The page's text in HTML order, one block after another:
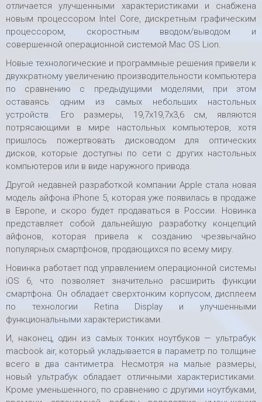
отличается улучшенными характеристиками и снабжена
новым процессором Intel Core, дискретным графическим
процессором, скоростным вводом/выводом и
совершенной операционной системой Mac OS Lion.
Новые технологические и программные решения привели к
двухкратному увеличению производительности компьютера
по сравнению с предыдущими моделями, при этом
оставаясь одним из самых небольших настольных
устройств. Его размеры, 19,7х19,7х3,6 см, являются
потрясающими в мире настольных компьютеров, хотя
пришлось пожертвовать дисководом для оптических
дисков, которые доступны по сети с других настольных
компьютеров или в виде наружного привода.
Другой недавней разработкой компании Apple стала новая
модель айфона iPhone 5, которая уже появилась в продаже
в Европе, и скоро будет продаваться в России. Новинка
представляет собой дальнейшую разработку концепций
айфонов, которая привела к созданию чрезвычайно
популярных смартфонов, продающихся по всему миру.
Новинка работает под управлением операционной системы
iOS 6, что позволяет значительно расширить функции
смартфона. Он обладает сверхтонким корпусом, дисплеем
по технологии Retina Display и улучшенными
функциональными характеристиками.
И, наконец, один из самых тонких ноутбуков — ультрабук
macbook air, который укладывается в параметр по толщине
всего в два сантиметра. Несмотря на малые размеры,
новый ультрабук обладает отличными характеристиками.
Кроме уменьшенного, по сравнению с другими ноутбуками,